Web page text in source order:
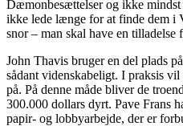
Dæmonbesættelser og ikke
ikke lede længe for at finde dem i
snor – man skal have en
John Thavis bruger en del plads
sådant videnskabeligt. I praksis
på. På denne måde bliver de
300.000 dollars dyrt. Pave Frans
papir- og lobbyarbejde, der er